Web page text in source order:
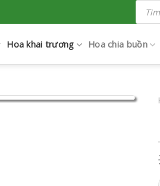
Tìm
kiếm
phẩm
Hoa khai trương Hoa chia buồn